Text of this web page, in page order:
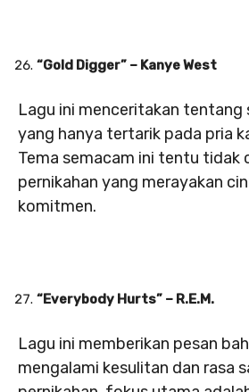
“Gold Digger” – Kanye West
Lagu ini menceritakan tentang
yang hanya tertarik pada pria
Tema semacam ini tentu tidak
pernikahan yang merayakan
komitmen.
“Everybody Hurts” – R.E.M.
Lagu ini memberikan pesan
mengalami kesulitan dan rasa